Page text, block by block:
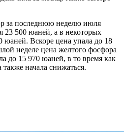
за последнюю неделю июля
23 500 юаней, а в некоторых
юаней. Вскоре цена упала до 18
неделе цена желтого фосфора
до 15 970 юаней, в то время как
начала снижаться.